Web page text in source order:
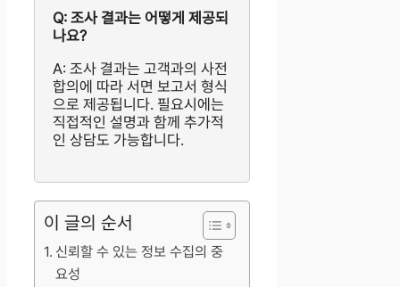
Q: 조사 결과는 어떻게 제공되
나요?
A: 조사 결과는 고객과의 사전
합의에 따라 서면 보고서 형식
으로 제공됩니다. 필요시에는
직접적인 설명과 함께 추가적
인 상담도 가능합니다.
이 글의 순서
신뢰할 수 있는 정보 수집의 중
요성